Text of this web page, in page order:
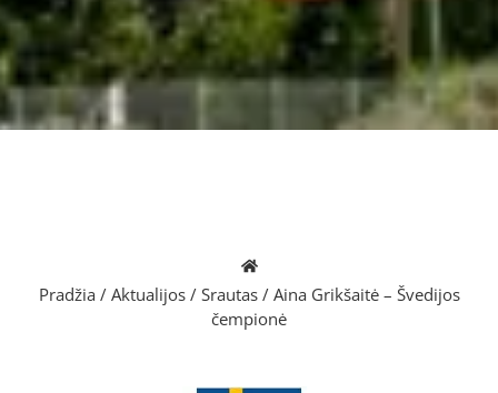
Pradžia / Aktualijos/ Srautas/ Aina Grikšaitė – Švedijos
čempionė